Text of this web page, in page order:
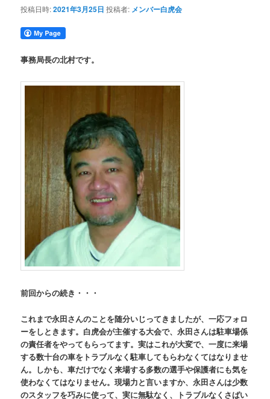
投稿日時:2021年3月25日 投稿者: メンバー白虎会
事務局長の北村です。
前回からの続き・・・
これまで永田さんのことを随分いじってきましたが、一応フォロ
ーをしときます。白虎会が主催する大会で、永田さんは駐車場係
の責任者をやってもらってます。実はこれが大変で、一度に来場
する数十台の車をトラブルなく駐車してもらわなくてはなりませ
ん。しかも、車だけでなく来場する多数の選手や保護者にも気を
使わなくてはなりません。現場力と言いますか、永田さんは少数
のスタッフを巧みに使って、実に無駄なく、トラブルなくさばい